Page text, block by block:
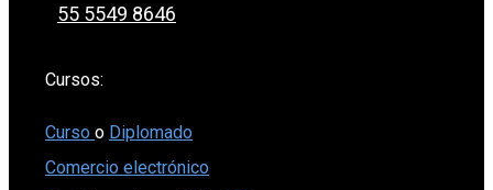
55 5549 8646
Cursos:
Curso o Diplomado
Comercio electrónico